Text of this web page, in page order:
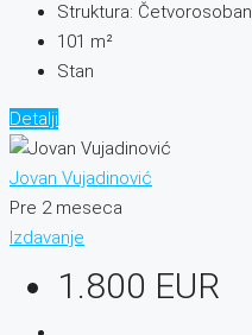
Struktura: Četvorosoban
101 m²
Stan
Detalji
Jovan Vujadinović
Pre 2 meseca
Izdavanje
1.800 EUR